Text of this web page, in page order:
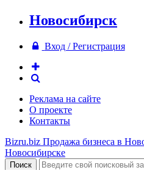
Новосибирск
Вход / Регистрация
Реклама на сайте
О проекте
Контакты
Bizru.biz Продажа бизнеса в
Новосибирске